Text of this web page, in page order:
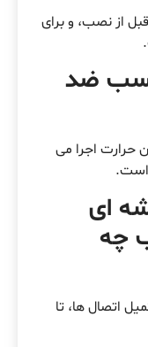
از نصب، و برای
چسب ضد
حرارت اجرا می
است.
ای
چه
اتصال ها، تا